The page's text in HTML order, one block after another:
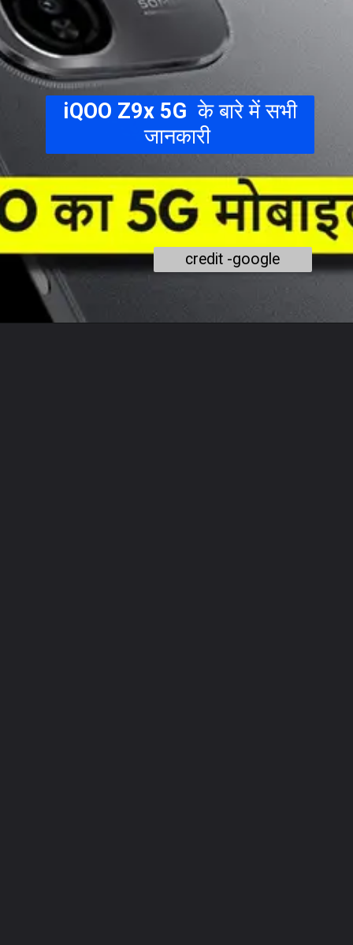
iQOO Z9x 5G के बारे में सभी
जानकारी
credit -google